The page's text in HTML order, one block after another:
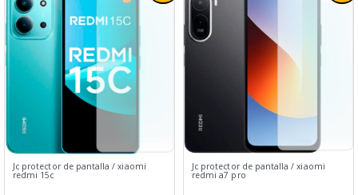
Jc protector de pantalla / xiaomi
redmi 15c
Jc protector de pantalla / xiaomi
redmi a7 pro